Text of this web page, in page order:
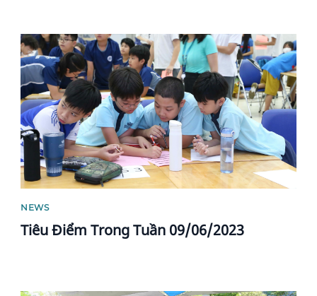
News image
NEWS
Tiêu Điểm Trong Tuần 09/06/2023